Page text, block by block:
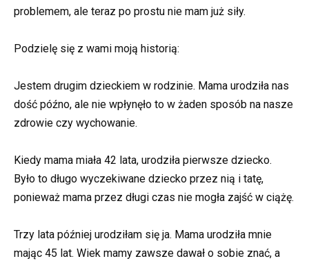
problemem, ale teraz po prostu nie mam już siły.
Podzielę się z wami moją historią:
Jestem drugim dzieckiem w rodzinie. Mama urodziła nas
dość późno, ale nie wpłynęło to w żaden sposób na nasze
zdrowie czy wychowanie.
Kiedy mama miała 42 lata, urodziła pierwsze dziecko.
Było to długo wyczekiwane dziecko przez nią i tatę,
ponieważ mama przez długi czas nie mogła zajść w ciążę.
Trzy lata później urodziłam się ja. Mama urodziła mnie
mając 45 lat. Wiek mamy zawsze dawał o sobie znać, a